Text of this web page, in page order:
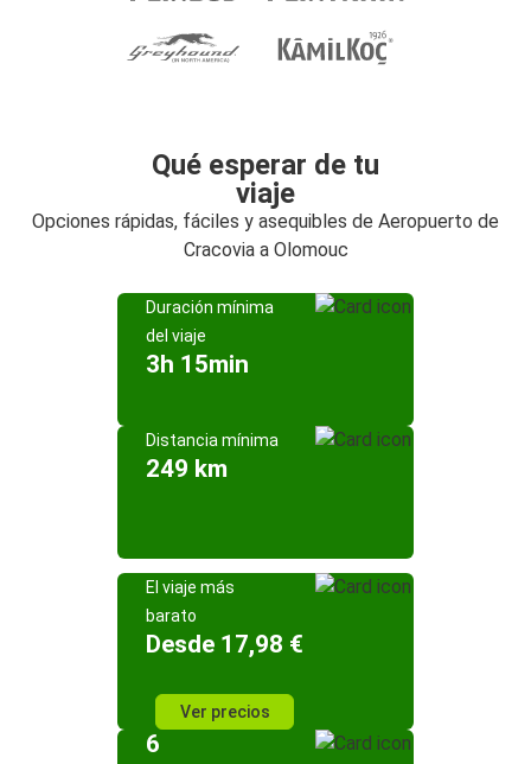
Qué esperar de tu
viaje
Opciones rápidas, fáciles y asequibles de Aeropuerto de
Cracovia a Olomouc
Duración mínima
del viaje
3h 15min
Distancia mínima
249 km
El viaje más
barato
Desde 17,98 €
Ver precios
6